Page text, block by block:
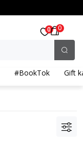
0 0
#BookTok Gift